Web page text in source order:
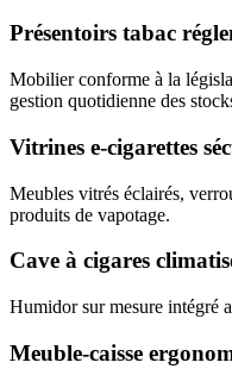
Présentoirs tabac
Mobilier conforme à la
gestion quotidienne des
Vitrines e-cigarettes
Meubles vitrés éclairés,
produits de vapotage.
Cave à cigares
Humidor sur mesure intégré
Meuble-caisse